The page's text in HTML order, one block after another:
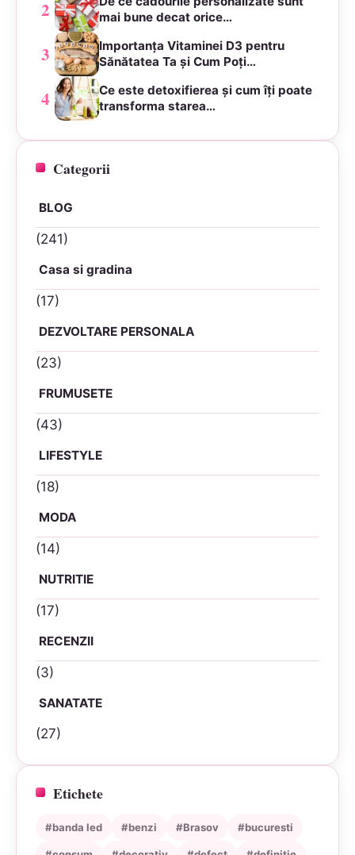
2
mai bune decat orice…
3
Importanța Vitaminei D3 pentru
Sănătatea Ta și Cum Poți…
4
Ce este detoxifierea și cum îți poate
transforma starea…
Categorii
BLOG
(241)
Casa si gradina
(17)
DEZVOLTARE PERSONALA
(23)
FRUMUSETE
(43)
LIFESTYLE
(18)
MODA
(14)
NUTRITIE
(17)
RECENZII
(3)
SANATATE
(27)
Etichete
#banda led #benzi #Brasov #bucuresti